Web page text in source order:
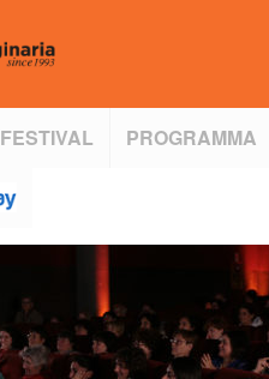
FESTIVAL PROGRAMMA